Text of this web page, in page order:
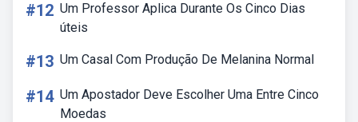
#12 Um Professor Aplica Durante Os Cinco Dias
úteis
#13 Um Casal Com Produção De Melanina Normal
#14 Um Apostador Deve Escolher Uma Entre Cinco
Moedas